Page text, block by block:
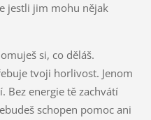
jestli jim mohu nějak
si, co děláš.
tvoji horlivost. Jenom
Bez energie tě zachvátí
schopen pomoc ani